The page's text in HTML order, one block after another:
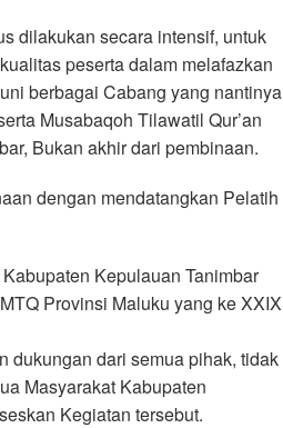
dilakukan secara intensif, untuk
peserta dalam melafazkan
berbagai Cabang yang nantinya
Musabaqoh Tilawatil Qur’an
Bukan akhir dari pembinaan.
dengan mendatangkan Pelatih
Kepulauan Tanimbar
Provinsi Maluku yang ke XXIX
dukungan dari semua pihak, tidak
Masyarakat Kabupaten
Kegiatan tersebut.